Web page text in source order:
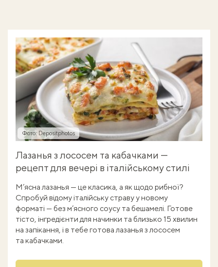
Фото: Depositphotos
Лазанья з лососем та кабачками —
рецепт для вечері в італійському стилі
М’ясна лазанья — це класика, а як щодо рибної?
Спробуй відому італійську страву у новому
форматі — без м’ясного соусу та бешамелі. Готове
тісто, інгредієнти для начинки та близько 15 хвилин
на запікання, і в тебе готова лазанья з лососем
та кабачками.